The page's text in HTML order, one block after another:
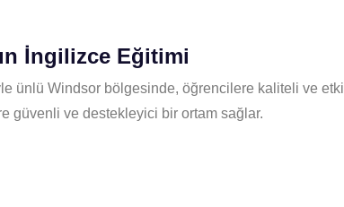
İngilizce Eğitimi
ünlü Windsor bölgesinde, öğrencilere kaliteli ve
güvenli ve destekleyici bir ortam sağlar.